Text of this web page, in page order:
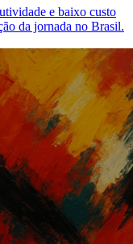
e baixo custo
da jornada no Brasil.